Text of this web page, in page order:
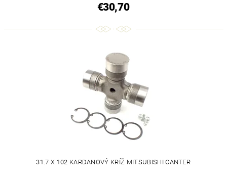
€30,70
31.7 X 102 KARDANOVÝ KRÍŽ MITSUBISHI CANTER